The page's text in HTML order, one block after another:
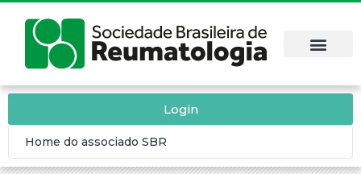
Login
Home do associado SBR